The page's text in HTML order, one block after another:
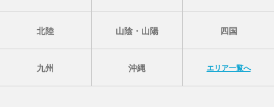
北陸 山陰・山陽 四国
九州 沖縄 エリア一覧へ